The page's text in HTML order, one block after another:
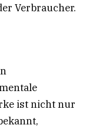
Verbraucher.
ist nicht nur